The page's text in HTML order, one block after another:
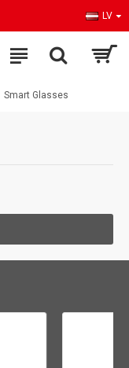
LV
Smart Glasses